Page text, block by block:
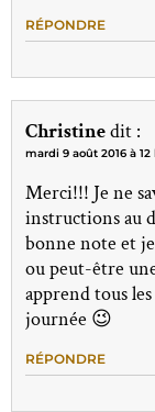
RÉPONDRE
Christinedit :
mardi 9 août 2016 à 12
Merci!!! Je ne
instructions au
bonne note et
ou peut-être
apprend tous
journée 😉
RÉPONDRE